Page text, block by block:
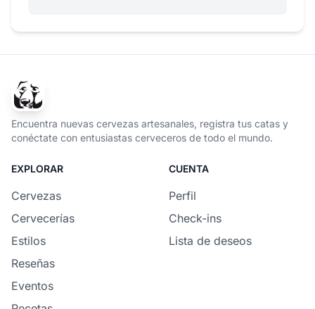
Encuentra nuevas cervezas artesanales, registra tus catas y
conéctate con entusiastas cerveceros de todo el mundo.
EXPLORAR
Cervezas
Cervecerías
Estilos
Reseñas
Eventos
CUENTA
Perfil
Check-ins
Lista de deseos